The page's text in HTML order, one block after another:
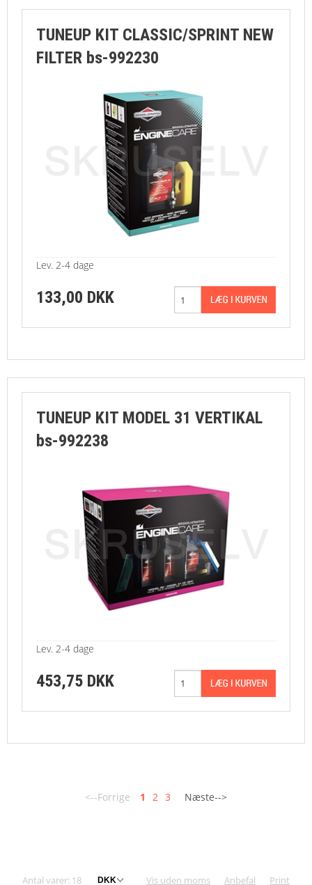
TUNEUP KIT CLASSIC/SPRINT NEW
FILTER bs-992230
Lev. 2-4 dage
133,00 DKK
TUNEUP KIT MODEL 31 VERTIKAL
bs-992238
Lev. 2-4 dage
453,75 DKK
<--Forrige 1 2 3 Næste-->
Antal varer: 18 Vis uden moms Anbefal Print